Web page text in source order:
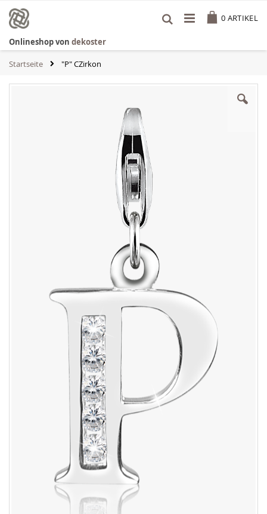
Inhalt
springen
0 ARTIKEL
Onlineshop von dekoster
Startseite "P" CZirkon